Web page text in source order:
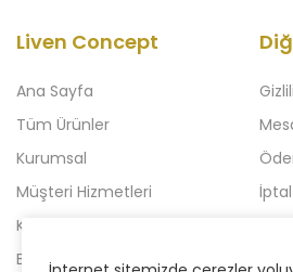
Liven Concept
Ana Sayfa
Tüm Ürünler
Kurumsal
Müşteri Hizmetleri
Kampanyalı Ürünler
Blog